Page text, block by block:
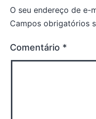
O seu endereço de e-
Campos obrigatórios
Comentário *